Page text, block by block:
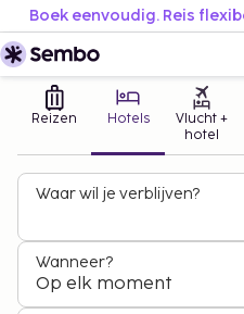
Boek eenvoudig. Reis
Reizen Hotels
Vlucht +
hotel
Waar wil je verblijven?
Wanneer?
Op elk moment